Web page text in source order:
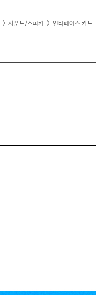
> 사운드/스피커 > 인터페이스 카드